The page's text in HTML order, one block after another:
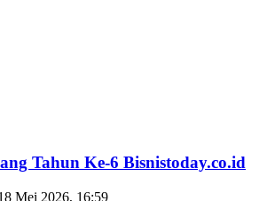
Tahun Ke-6 Bisnistoday.co.id
Mei 2026, 16:59